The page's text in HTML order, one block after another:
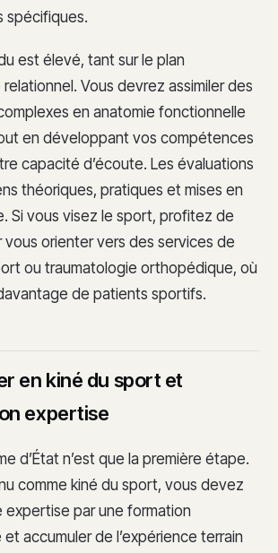
spécifiques.
est élevé, tant sur le plan
Vous devrez assimiler des
en anatomie fonctionnelle
en développant vos compétences
capacité d’écoute. Les évaluations
théoriques, pratiques et mises en
Si vous visez le sport, profitez de
orienter vers des services de
ou traumatologie orthopédique, où
de patients sportifs.
en kiné du sport et
expertise
d’État n’est que la première étape.
comme kiné du sport, vous devez
par une formation
accumuler de l’expérience terrain